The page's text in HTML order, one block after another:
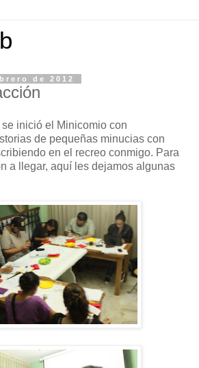
de 2012
inició el Minicomio con
de pequeñas minucias con
en el recreo conmigo. Para
a llegar, aquí les dejamos algunas